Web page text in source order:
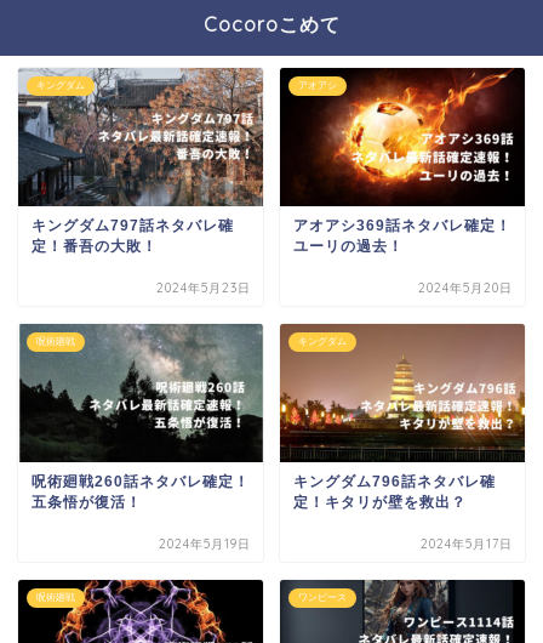
Cocoroこめて
キングダム
キングダム797話ネタバレ確
定！番吾の大敗！
2024年5月23日
アオアシ
アオアシ369話ネタバレ確定！
ユーリの過去！
2024年5月20日
呪術廻戦
呪術廻戦260話ネタバレ確定！
五条悟が復活！
2024年5月19日
キングダム
キングダム796話ネタバレ確
定！キタリが壁を救出？
2024年5月17日
呪術廻戦 ワンピース